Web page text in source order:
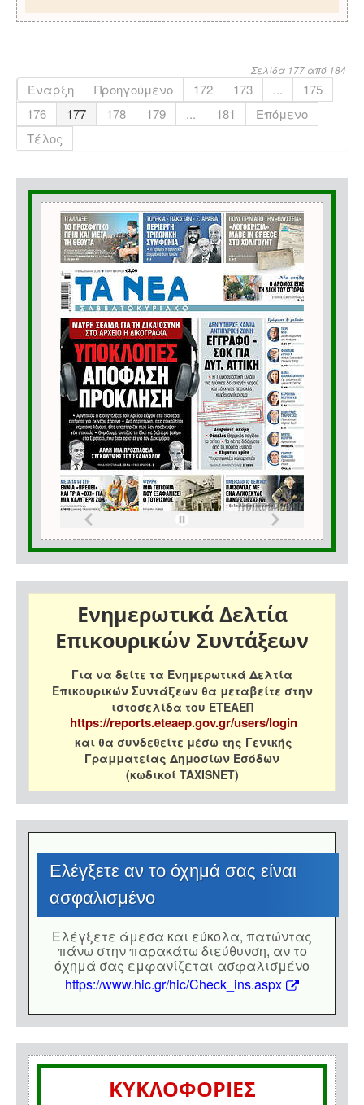
Σελίδα 177 από 184
Έναρξη Προηγούμενο 172 173 ...
175
176
177 178 179 ... 181
Επόμενο
Τέλος
Ενημερωτικά Δελτία
Επικουρικών Συντάξεων
Για να δείτε τα Ενημερωτικά Δελτία
Επικουρικών Συντάξεων θα μεταβείτε στην
ιστοσελίδα του ΕΤΕΑΕΠ
https://reports.eteaep.gov.gr/users/login
και θα συνδεθείτε μέσω της Γενικής
Γραμματείας Δημοσίων Εσόδων
(κωδικοί TAXISNET)
Eλέγξετε αν το όχημά σας είναι
ασφαλισμένο
Eλέγξετε άμεσα και εύκολα, πατώντας
πάνω στην παρακάτω διεύθυνση, αν το
όχημά σας εμφανίζεται ασφαλισμένο
https://www.hic.gr/hic/Check_ins.aspx
ΚΥΚΛΟΦΟΡΙΕΣ